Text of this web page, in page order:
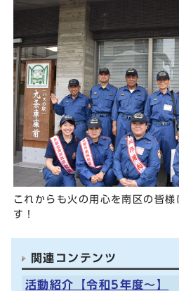
これからも火の用心を南区の皆
す！
関連コンテンツ
活動紹介【令和5年度～】